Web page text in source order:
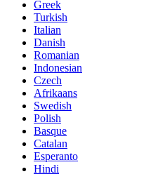
Greek
Turkish
Italian
Danish
Romanian
Indonesian
Czech
Afrikaans
Swedish
Polish
Basque
Catalan
Esperanto
Hindi